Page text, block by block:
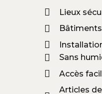
Lieux
Sans
Accès
Articles